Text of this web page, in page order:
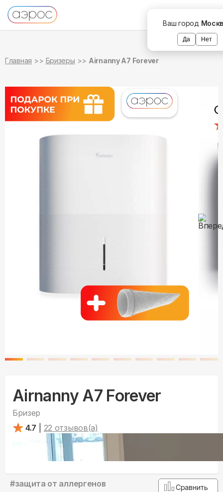
Ваш город
Да Нет
Главная Бризеры Airnanny A7 Forever
Airnanny A7 Forever
Бризер
4.7
22 отзывов(а)
#защита от аллергенов
Сравнить
в наличии
в наличии